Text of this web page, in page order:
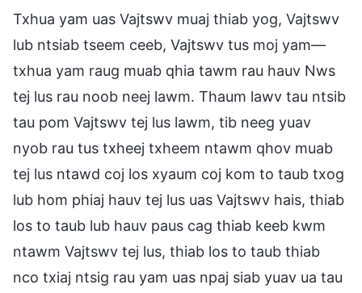
Txhua yam uas Vajtswv muaj thiab yog, Vajtswv
lub ntsiab tseem ceeb, Vajtswv tus moj yam—
txhua yam raug muab qhia tawm rau hauv Nws
tej lus rau noob neej lawm. Thaum lawv tau ntsib
tau pom Vajtswv tej lus lawm, tib neeg yuav
nyob rau tus txheej txheem ntawm qhov muab
tej lus ntawd coj los xyaum coj kom to taub txog
lub hom phiaj hauv tej lus uas Vajtswv hais, thiab
los to taub lub hauv paus cag thiab keeb kwm
ntawm Vajtswv tej lus, thiab los to taub thiab
nco txiaj ntsig rau yam uas npaj siab yuav ua tau